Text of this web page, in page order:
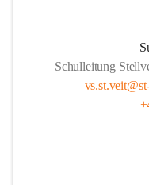
Schulleitung